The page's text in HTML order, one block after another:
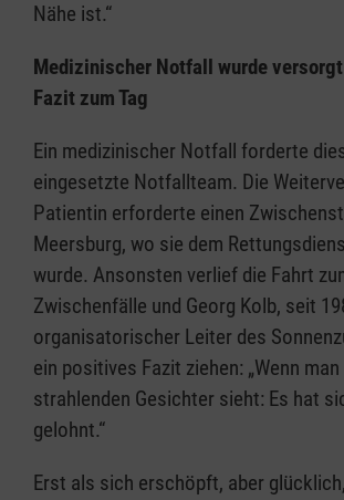
Nähe ist.“
Medizinischer Notfall wurde
Fazit zum Tag
Ein medizinischer Notfall forderte
eingesetzte Notfallteam. Die
Patientin erforderte einen
Meersburg, wo sie dem
wurde. Ansonsten verlief die Fahrt
Zwischenfälle und Georg Kolb, seit
organisatorischer Leiter des
ein positives Fazit ziehen: „Wenn man
strahlenden Gesichter sieht: Es hat
gelohnt.“
Erst als sich erschöpft, aber